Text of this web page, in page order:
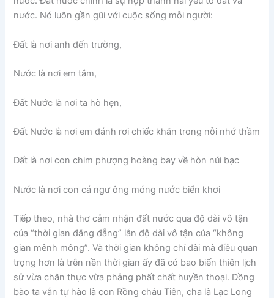
nước. Nó luôn gần gũi với cuộc sống mỗi người:
Đất là nơi anh đến trường,
Nước là nơi em tắm,
Đất Nước là nơi ta hò hẹn,
Đất Nước là nơi em đánh rơi chiếc khăn trong nỗi nhớ thầm
Đất là nơi con chim phượng hoàng bay về hòn núi bạc
Nước là nơi con cá ngư ông móng nước biển khơi
Tiếp theo, nhà thơ cảm nhận đất nước qua độ dài vô tận
của “thời gian đằng đẵng” lẫn độ dài vô tận của “không
gian mênh mông”. Và thời gian không chỉ dài mà điều quan
trọng hơn là trên nền thời gian ấy đã có bao biến thiên lịch
sử vừa chân thực vừa phảng phất chất huyền thoại. Đồng
bào ta vẫn tự hào là con Rồng cháu Tiên, cha là Lạc Long